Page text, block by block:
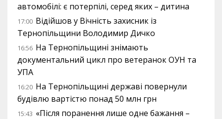
автомобілі: є потерпілі, серед яких – дитина
17:00 Відійшов у Вічність захисник із
Тернопільщини Володимир Дичко
16:56 На Тернопільщині знімають
документальний цикл про ветеранок ОУН та
УПА
16:20 На Тернопільщині державі повернули
будівлю вартістю понад 50 млн грн
15:43 «Після поранення лише одне бажання –